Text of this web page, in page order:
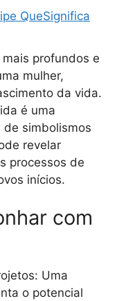
QueSignifica
profundos e
mulher,
da vida.
é uma
de simbolismos
revelar
processos de
inícios.
com
Uma
o potencial